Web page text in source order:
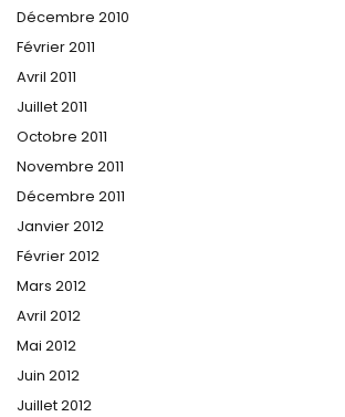
Décembre 2010
Février 2011
Avril 2011
Juillet 2011
Octobre 2011
Novembre 2011
Décembre 2011
Janvier 2012
Février 2012
Mars 2012
Avril 2012
Mai 2012
Juin 2012
Juillet 2012